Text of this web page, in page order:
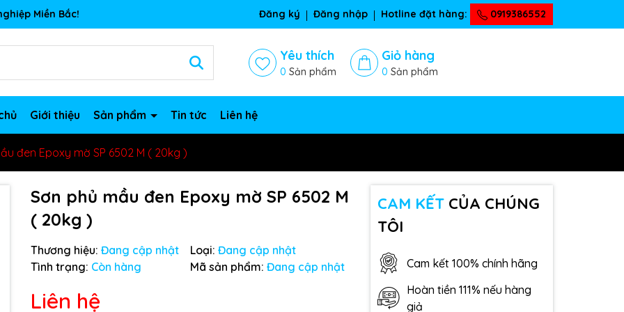
Miền Bắc! Đăng ký Đăng nhập Hotline đặt hàng: 0919386552
Yêu thích
0 Sản phẩm
Giỏ hàng
0 Sản phẩm
Giới thiệu Sản phẩm Tin tức Liên hệ
đen Epoxy mờ SP 6502 M ( 20kg )
Sơn phủ mầu đen Epoxy mờ SP 6502 M
( 20kg )
Thương hiệu: Đang cập nhật Loại: Đang cập nhật
Tình trạng: Còn hàng Mã sản phẩm: Đang cập nhật
Liên hệ
CAM KẾTCỦA CHÚNG
TÔI
Cam kết 100% chính hãng
Hoàn tiền 111% nếu hàng
giả